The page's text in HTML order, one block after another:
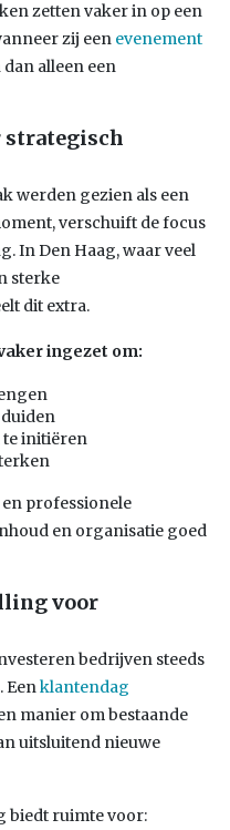
zetten vaker in op een
zij een evenement
alleen een
strategisch
werden gezien als een
verschuift de focus
In Den Haag, waar veel
sterke
dit extra.
ingezet om:
te initiëren
professionele
en organisatie goed
voor
bedrijven steeds
Eenklantendag
manier om bestaande
uitsluitend nieuwe
biedt ruimte voor: